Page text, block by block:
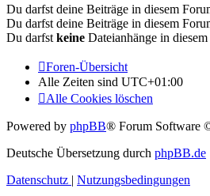
Du darfst deine Beiträge in diesem
Du darfst deine Beiträge in diesem
Du darfst keine Dateianhänge in
Foren-Übersicht
Alle Zeiten sind UTC+01:00
Alle Cookies löschen
Powered by phpBB® Forum Software
Deutsche Übersetzung durch phpBB.de
Datenschutz | Nutzungsbedingungen